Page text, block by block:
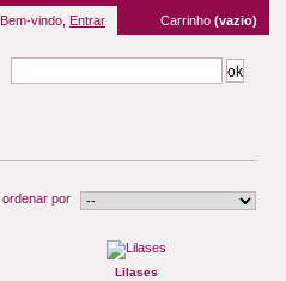
Carrinho (vazio)
Bem-vindo, Entrar
ordenar por
Lilases